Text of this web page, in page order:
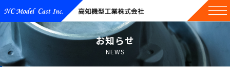
お知らせ
NEWS